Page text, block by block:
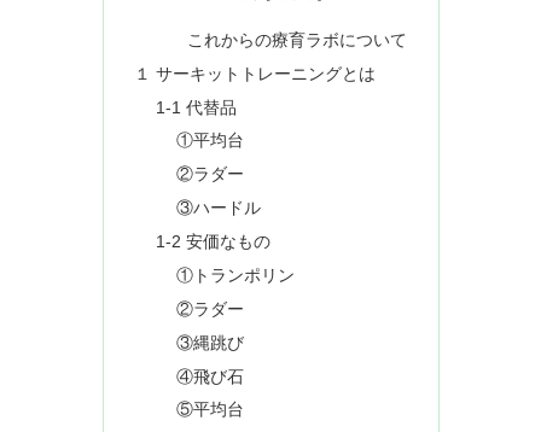
これからの療育ラボについて
１ サーキットトレーニングとは
1-1 代替品
①平均台
②ラダー
③ハードル
1-2 安価なもの
①トランポリン
②ラダー
③縄跳び
④飛び石
⑤平均台